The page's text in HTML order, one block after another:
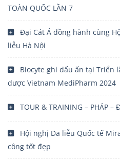
TOÀN QUỐC LẦN 7
Đại Cát Á đồng hành cùng
liễu Hà Nội
Biocyte ghi dấu ấn tại Triển
dược Vietnam MediPharm 2024
TOUR & TRAINING – PHÁP –
Hội nghị Da liễu Quốc tế
công tốt đẹp